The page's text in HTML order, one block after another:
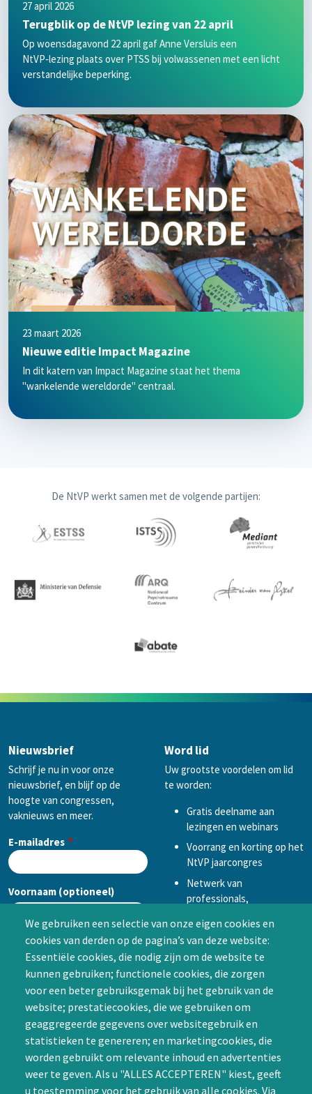
We gebruiken een selectie van onze eigen cookies en
cookies van derden op de pagina’s van deze website:
Essentiële cookies, die nodig zijn om de website te
kunnen gebruiken; functionele cookies, die zorgen
voor een beter gebruiksgemak bij het gebruik van de
website; prestatiecookies, die we gebruiken om
geaggregeerde gegevens over websitegebruik en
statistieken te genereren; en marketingcookies, die
worden gebruikt om relevante inhoud en advertenties
weer te geven. Als u "ALLES ACCEPTEREN" kiest, geeft
u toestemming voor het gebruik van alle cookies. Via
27 april 2026
Terugblik op de NtVP lezing van 22 april
Op woensdagavond 22 april gaf Anne Versluis een
NtVP‑lezing plaats over PTSS bij volwassenen met een licht
verstandelijke beperking.
23 maart 2026
Nieuwe editie Impact Magazine
In dit katern van Impact Magazine staat het thema
"wankelende wereldorde" centraal.
De NtVP werkt samen met de volgende partijen:
Nieuwsbrief
Schrijf je nu in voor onze
nieuwsbrief, en blijf op de
hoogte van congressen,
vaknieuws en meer.
E-mailadres
Voornaam (optioneel)
Achternaam (optioneel)
CAPTCHA
Word lid
Uw grootste voordelen om lid
te worden:
Gratis deelname aan
lezingen en webinars
Voorrang en korting op het
NtVP jaarcongres
Netwerk van
professionals,
samenwerken in een van
de Special Interest
Groepen (SIG’s) of zelf een
SIG initiëren
Word lid